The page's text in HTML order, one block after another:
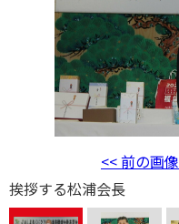
<< 前の画像
挨拶する松浦会長